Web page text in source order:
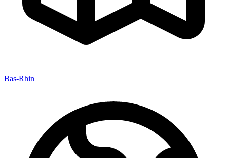
Bas-Rhin